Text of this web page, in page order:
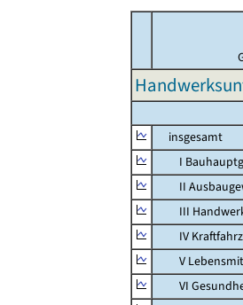
insgesamt
I
II
III
IV
V
VI